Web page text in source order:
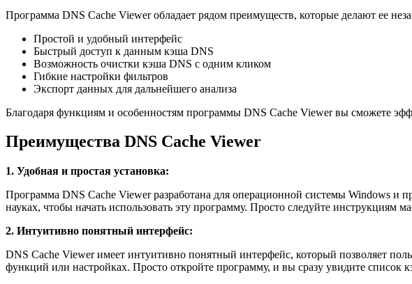
Программа DNS Cache Viewer обладает рядом преимуществ, которые делают ее
Простой и удобный интерфейс
Быстрый доступ к данным кэша DNS
Возможность очистки кэша DNS с одним кликом
Гибкие настройки фильтров
Экспорт данных для дальнейшего анализа
Благодаря функциям и особенностям программы DNS Cache Viewer вы сможете
Преимущества DNS Cache Viewer
1. Удобная и простая установка:
Программа DNS Cache Viewer разработана для операционной системы Windows и
науках, чтобы начать использовать эту программу. Просто следуйте инструкциям
2. Интуитивно понятный интерфейс:
DNS Cache Viewer имеет интуитивно понятный интерфейс, который позволяет
функций или настройках. Просто откройте программу, и вы сразу увидите